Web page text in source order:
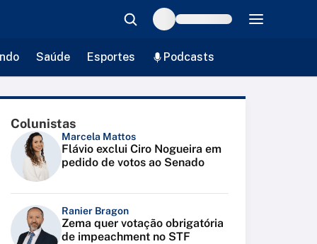
Saúde Esportes Podcasts
Colunistas
Marcela Mattos
Flávio exclui Ciro Nogueira em
pedido de votos ao Senado
Ranier Bragon
Zema quer votação obrigatória
de impeachment no STF